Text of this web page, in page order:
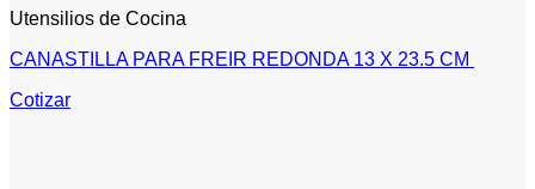
Utensilios de Cocina
CANASTILLA PARA FREIR REDONDA 13 X 23.5 CM
Cotizar